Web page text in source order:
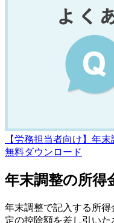
【労務担当者向け】年
無料ダウンロード
年末調整の所得
年末調整で記入する所
定の控除額を差し引いた